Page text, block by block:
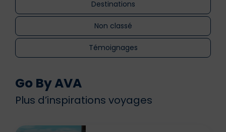
Destinations
Non classé
Témoignages
Go By AVA
Plus d’inspirations voyages